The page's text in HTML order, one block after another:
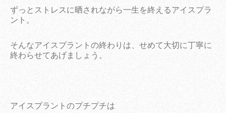
ずっとストレスに晒されながら一生を終えるアイスプラ
ント。
そんなアイスプラントの終わりは、せめて大切に丁寧に
終わらせてあげましょう。
アイスプラントのプチプチは